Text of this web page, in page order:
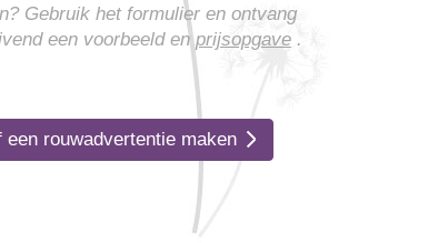
Gebruik het formulier en ontvang
een voorbeeld enprijsopgave.
een rouwadvertentie maken